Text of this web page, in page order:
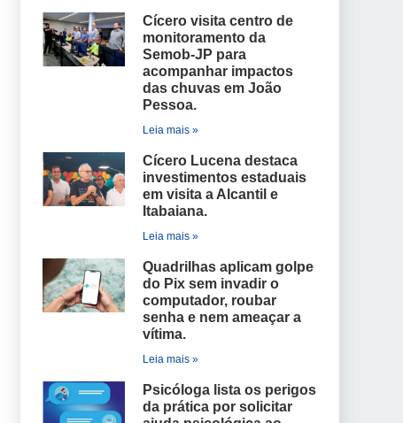
Cícero visita centro de
monitoramento da
Semob-JP para
acompanhar impactos
das chuvas em João
Pessoa.
Leia mais »
Cícero Lucena destaca
investimentos estaduais
em visita a Alcantil e
Itabaiana.
Leia mais »
Quadrilhas aplicam golpe
do Pix sem invadir o
computador, roubar
senha e nem ameaçar a
vítima.
Leia mais »
Psicóloga lista os perigos
da prática por solicitar